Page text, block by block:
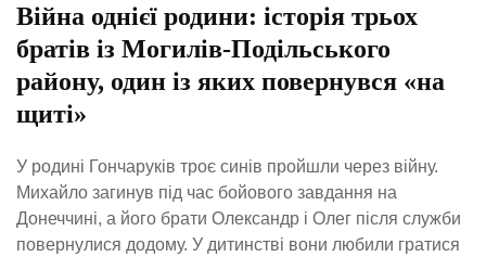
Війна однієї родини: історія трьох
братів із Могилів-Подільського
району, один із яких повернувся «на
щиті»
У родині Гончаруків троє синів пройшли через війну.
Михайло загинув під час бойового завдання на
Донеччині, а його брати Олександр і Олег після служби
повернулися додому. У дитинстві вони любили гратися